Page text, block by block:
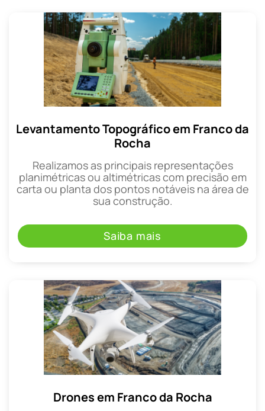
Levantamento Topográfico em Franco da
Rocha
Realizamos as principais representações
planimétricas ou altimétricas com precisão em
carta ou planta dos pontos notáveis na área de
sua construção.
Saiba mais
Drones em Franco da Rocha